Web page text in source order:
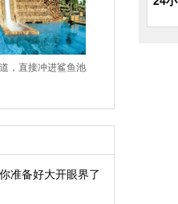
，直接冲进鲨鱼池
准备好大开眼界了